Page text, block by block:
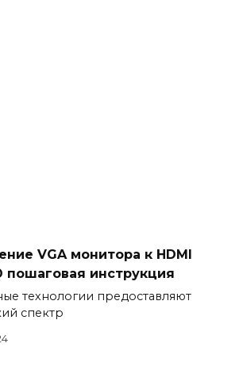
VGA монитора к HDMI
пошаговая инструкция
технологии предоставляют
спектр